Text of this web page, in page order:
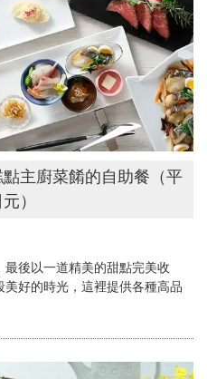
主廚菜餚的自助餐（平
）
最後以一道精美的甜點完美收
好的時光，這裡提供各種高品